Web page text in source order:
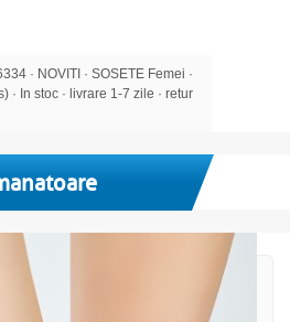
· NOVITI · SOSETE Femei ·
· In stoc · livrare 1-7 zile · retur